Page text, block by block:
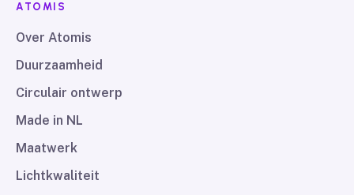
ATOMIS
Over Atomis
Duurzaamheid
Circulair ontwerp
Made in NL
Maatwerk
Lichtkwaliteit